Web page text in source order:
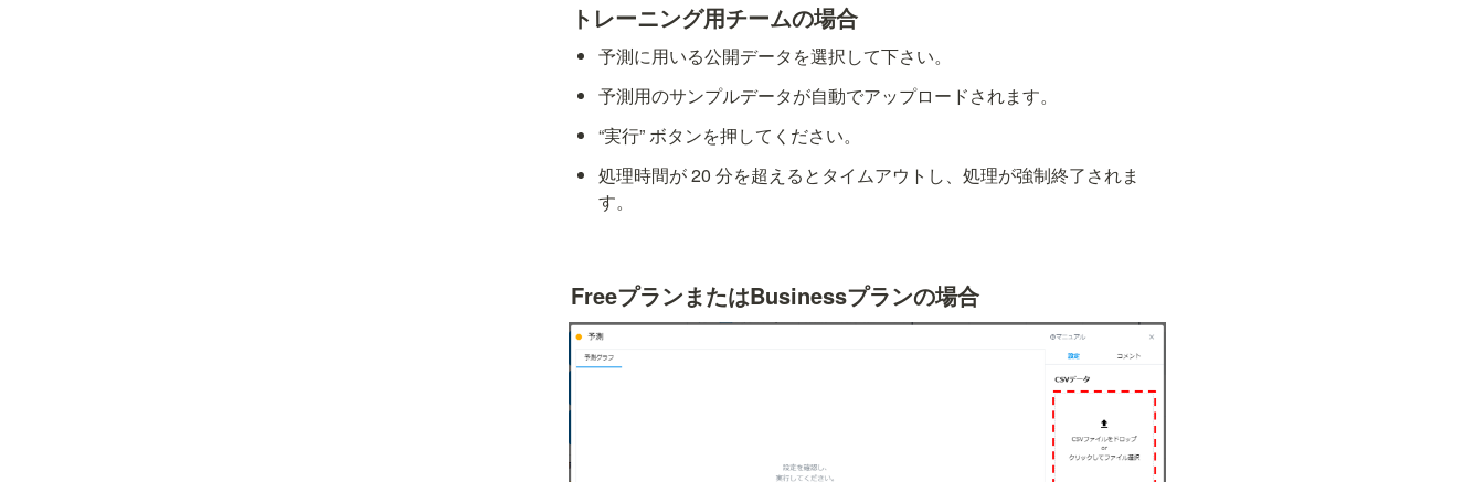
トレーニング用チームの場合
予測に用いる公開データを選択して下さい。
予測用のサンプルデータが自動でアップロードされます。
“実行” ボタンを押してください。
処理時間が 20 分を超えるとタイムアウトし、処理が強制終了されま
す。
FreeプランまたはBusinessプランの場合